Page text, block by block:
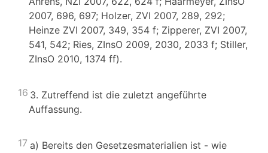
2007, 696, 697; Holzer, ZVI 2007, 289, 292;
Heinze ZVI 2007, 349, 354 f; Zipperer, ZVI 2007,
541, 542; Ries, ZInsO 2009, 2030, 2033 f; Stiller,
ZInsO 2010, 1374 ff).
16 3. Zutreffend ist die zuletzt angeführte
Auffassung.
17 a) Bereits den Gesetzesmaterialien ist - wie